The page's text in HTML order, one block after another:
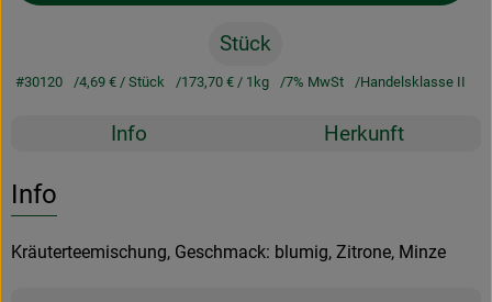
Stück
#30120 4,69 € / Stück 173,70 € / 1kg 7% MwSt Handelsklasse II
Info Herkunft
Info
Kräuterteemischung, Geschmack: blumig, Zitrone, Minze